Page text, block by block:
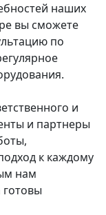
наших
вы сможете
по
и
и партнеры
к каждому
нам